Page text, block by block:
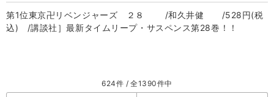
第1位東京卍リベンジャーズ ２８ /和久井健 /528円(税
込) /講談社］最新タイムリープ・サスペンス第28巻！！
624件 / 全1390件中